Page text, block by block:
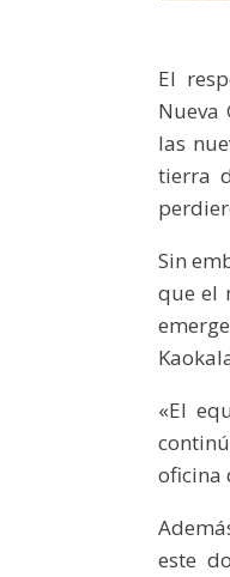
El
Nueva
las
tierra
Sin
que el
«El
oficina
este